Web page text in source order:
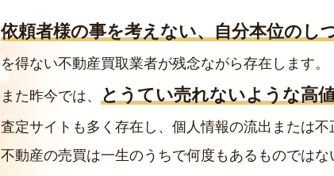
依頼者様の事を考えない、自分本位のし
を得ない不動産買取業者が残念ながら存在します。
また昨今では、 とうてい売れないような高
査定サイトも多く存在し、個人情報の流出または不
不動産の売買は一生のうちで何度もあるものでは